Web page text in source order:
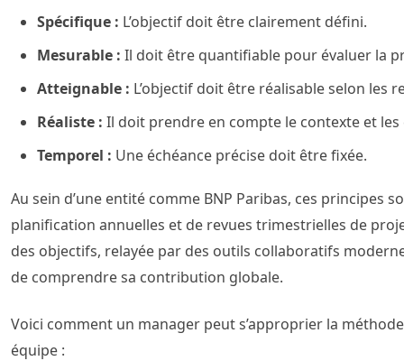
Spécifique : L’objectif doit être clairement défini.
Mesurable : Il doit être quantifiable pour évaluer la
Atteignable : L’objectif doit être réalisable selon les
Réaliste : Il doit prendre en compte le contexte et
Temporel : Une échéance précise doit être fixée.
Au sein d’une entité comme BNP Paribas, ces principes
planification annuelles et de revues trimestrielles de
des objectifs, relayée par des outils collaboratifs
de comprendre sa contribution globale.
Voici comment un manager peut s’approprier la
équipe :